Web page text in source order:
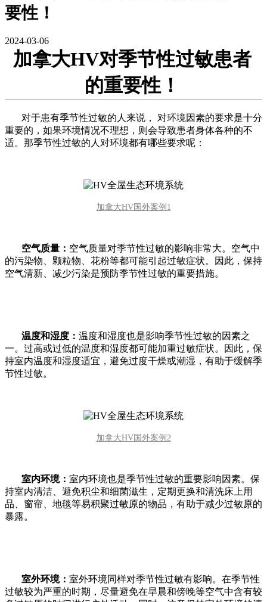
要性！
2024-03-06
加拿大HV对季节性过敏患者
的重要性！
对于患有季节性过敏的人来说， 对环境因素的要求是十分
重要的，如果环境情况不理想，则会导致患者身体各种的不
适。那季节性过敏的人对环境都有哪些要求呢：
加拿大HV国外案例1
空气质量： 空气质量对季节性过敏的影响非常大。空气中
的污染物、颗粒物、花粉等都可能引起过敏症状。因此，保持
空气清新、减少污染是预防季节性过敏的重要措施。
温度和湿度： 温度和湿度也是影响季节性过敏的因素之
一。过高或过低的温度和湿度都可能加重过敏症状。因此，保
持室内温度和湿度适宜，避免过度干燥或潮湿，有助于缓解季
节性过敏。
加拿大HV国外案例2
室内环境： 室内环境也是季节性过敏的重要影响因素。保
持室内清洁、避免积尘和细菌滋生，定期更换和清洗床上用
品、窗帘、地毯等易积聚过敏原的物品，有助于减少过敏原的
暴露。
室外环境： 室外环境同样对季节性过敏有影响。在季节性
过敏较为严重的时期，尽量避免在早晨和傍晚等空气中含有较